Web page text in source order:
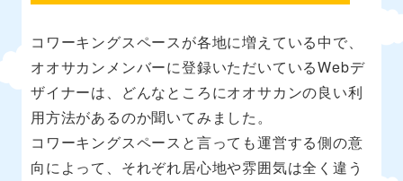
コワーキングスペースが各地に増えている中で、
オオサカンメンバーに登録いただいているWebデ
ザイナーは、どんなところにオオサカンの良い利
用方法があるのか聞いてみました。
コワーキングスペースと言っても運営する側の意
向によって、それぞれ居心地や雰囲気は全く違う